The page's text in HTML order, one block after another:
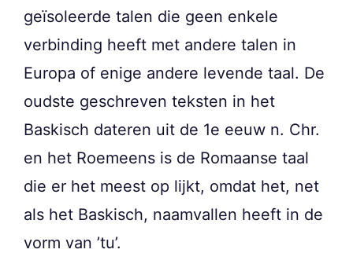
geïsoleerde talen die geen enkele
verbinding heeft met andere talen in
Europa of enige andere levende taal. De
oudste geschreven teksten in het
Baskisch dateren uit de 1e eeuw n. Chr.
en het Roemeens is de Romaanse taal
die er het meest op lijkt, omdat het, net
als het Baskisch, naamvallen heeft in de
vorm van ’tu’.